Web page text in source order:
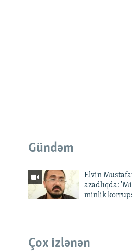
Gündəm
Elvin
azadlıqda:
minlik
Çox izlənən